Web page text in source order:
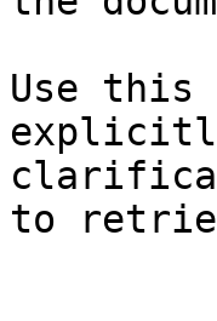
Use this